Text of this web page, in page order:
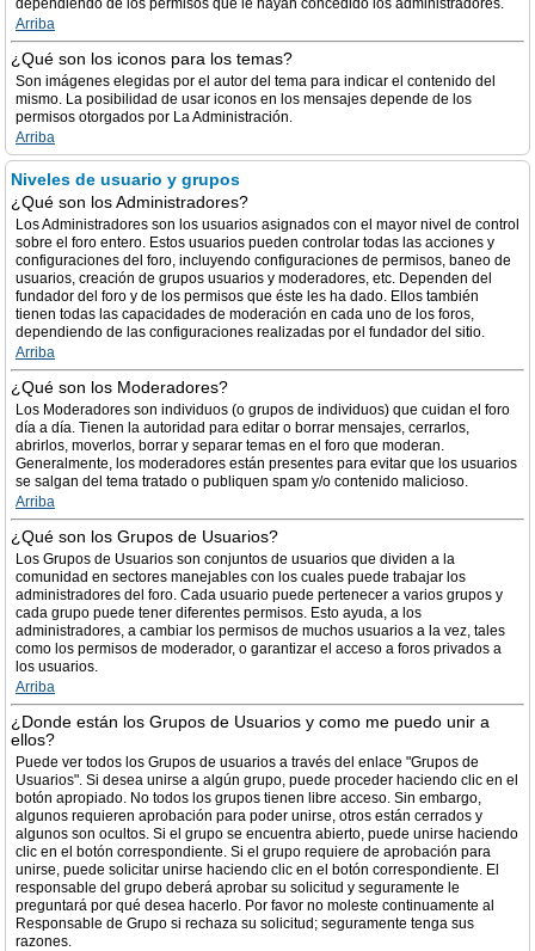
dependiendo de los permisos que le hayan concedido los administradores.
Arriba
¿Qué son los iconos para los temas?
Son imágenes elegidas por el autor del tema para indicar el contenido del
mismo. La posibilidad de usar iconos en los mensajes depende de los
permisos otorgados por La Administración.
Arriba
Niveles de usuario y grupos
¿Qué son los Administradores?
Los Administradores son los usuarios asignados con el mayor nivel de control
sobre el foro entero. Estos usuarios pueden controlar todas las acciones y
configuraciones del foro, incluyendo configuraciones de permisos, baneo de
usuarios, creación de grupos usuarios y moderadores, etc. Dependen del
fundador del foro y de los permisos que éste les ha dado. Ellos también
tienen todas las capacidades de moderación en cada uno de los foros,
dependiendo de las configuraciones realizadas por el fundador del sitio.
Arriba
¿Qué son los Moderadores?
Los Moderadores son individuos (o grupos de individuos) que cuidan el foro
día a día. Tienen la autoridad para editar o borrar mensajes, cerrarlos,
abrirlos, moverlos, borrar y separar temas en el foro que moderan.
Generalmente, los moderadores están presentes para evitar que los usuarios
se salgan del tema tratado o publiquen spam y/o contenido malicioso.
Arriba
¿Qué son los Grupos de Usuarios?
Los Grupos de Usuarios son conjuntos de usuarios que dividen a la
comunidad en sectores manejables con los cuales puede trabajar los
administradores del foro. Cada usuario puede pertenecer a varios grupos y
cada grupo puede tener diferentes permisos. Esto ayuda, a los
administradores, a cambiar los permisos de muchos usuarios a la vez, tales
como los permisos de moderador, o garantizar el acceso a foros privados a
los usuarios.
Arriba
¿Donde están los Grupos de Usuarios y como me puedo unir a
ellos?
Puede ver todos los Grupos de usuarios a través del enlace "Grupos de
Usuarios". Si desea unirse a algún grupo, puede proceder haciendo clic en el
botón apropiado. No todos los grupos tienen libre acceso. Sin embargo,
algunos requieren aprobación para poder unirse, otros están cerrados y
algunos son ocultos. Si el grupo se encuentra abierto, puede unirse haciendo
clic en el botón correspondiente. Si el grupo requiere de aprobación para
unirse, puede solicitar unirse haciendo clic en el botón correspondiente. El
responsable del grupo deberá aprobar su solicitud y seguramente le
preguntará por qué desea hacerlo. Por favor no moleste continuamente al
Responsable de Grupo si rechaza su solicitud; seguramente tenga sus
razones.